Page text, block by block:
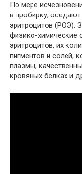
По мере
в пробирку,
эритроцитов (РОЭ).
физико-химические
эритроцитов, их
пигментов и солей,
плазмы,
кровяных белках и